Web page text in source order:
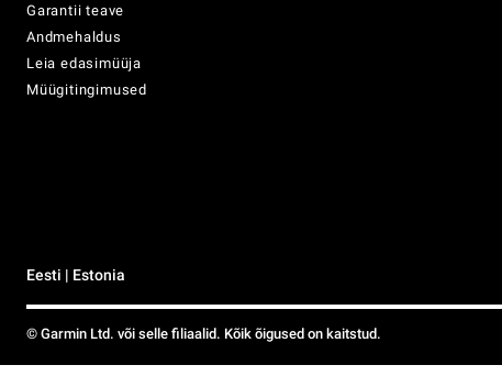
Garantii teave
Andmehaldus
Leia edasimüüja
Müügitingimused
Eesti | Estonia
© Garmin Ltd. või selle filiaalid. Kõik õigused on kaitstud.